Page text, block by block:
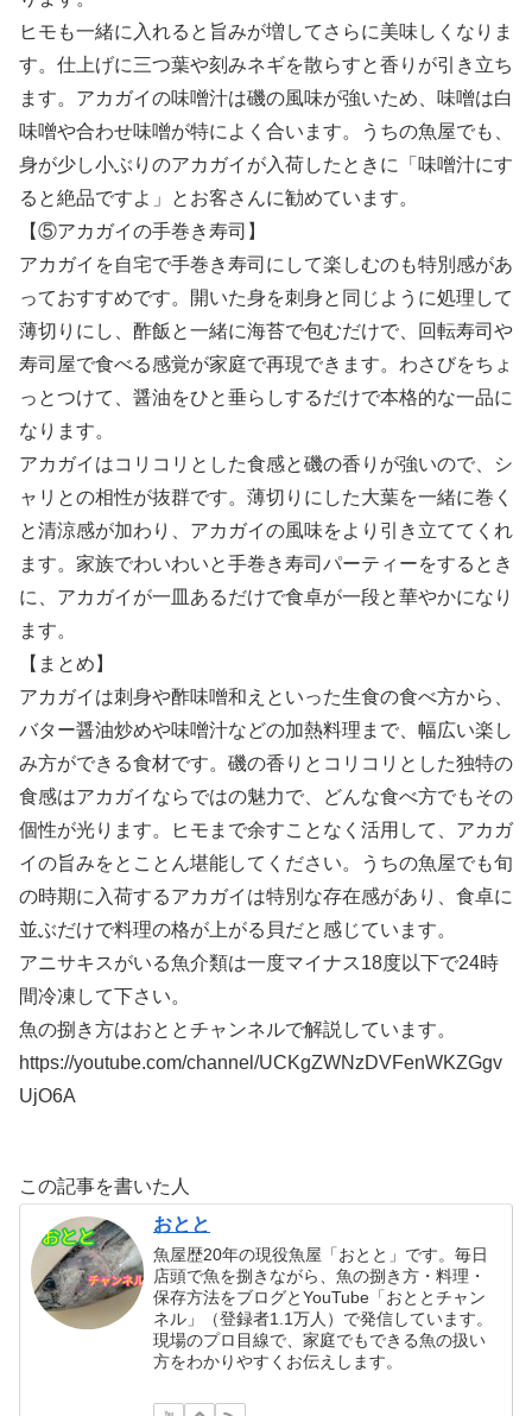
ヒモも一緒に入れると旨みが増してさらに美味しくなりま
す。仕上げに三つ葉や刻みネギを散らすと香りが引き立ち
ます。アカガイの味噌汁は磯の風味が強いため、味噌は白
味噌や合わせ味噌が特によく合います。うちの魚屋でも、
身が少し小ぶりのアカガイが入荷したときに「味噌汁にす
ると絶品ですよ」とお客さんに勧めています。
【⑤アカガイの手巻き寿司】
アカガイを自宅で手巻き寿司にして楽しむのも特別感があ
っておすすめです。開いた身を刺身と同じように処理して
薄切りにし、酢飯と一緒に海苔で包むだけで、回転寿司や
寿司屋で食べる感覚が家庭で再現できます。わさびをちょ
っとつけて、醤油をひと垂らしするだけで本格的な一品に
なります。
アカガイはコリコリとした食感と磯の香りが強いので、シ
ャリとの相性が抜群です。薄切りにした大葉を一緒に巻く
と清涼感が加わり、アカガイの風味をより引き立ててくれ
ます。家族でわいわいと手巻き寿司パーティーをするとき
に、アカガイが一皿あるだけで食卓が一段と華やかになり
ます。
【まとめ】
アカガイは刺身や酢味噌和えといった生食の食べ方から、
バター醤油炒めや味噌汁などの加熱料理まで、幅広い楽し
み方ができる食材です。磯の香りとコリコリとした独特の
食感はアカガイならではの魅力で、どんな食べ方でもその
個性が光ります。ヒモまで余すことなく活用して、アカガ
イの旨みをとことん堪能してください。うちの魚屋でも旬
の時期に入荷するアカガイは特別な存在感があり、食卓に
並ぶだけで料理の格が上がる貝だと感じています。
アニサキスがいる魚介類は一度マイナス18度以下で24時
間冷凍して下さい。
魚の捌き方はおととチャンネルで解説しています。
https://youtube.com/channel/UCKgZWNzDVFenWKZGgv
UjO6A
この記事を書いた人
おとと
魚屋歴20年の現役魚屋「おとと」です。毎日
店頭で魚を捌きながら、魚の捌き方・料理・
保存方法をブログとYouTube「おととチャン
ネル」（登録者1.1万人）で発信しています。
現場のプロ目線で、家庭でもできる魚の扱い
方をわかりやすくお伝えします。